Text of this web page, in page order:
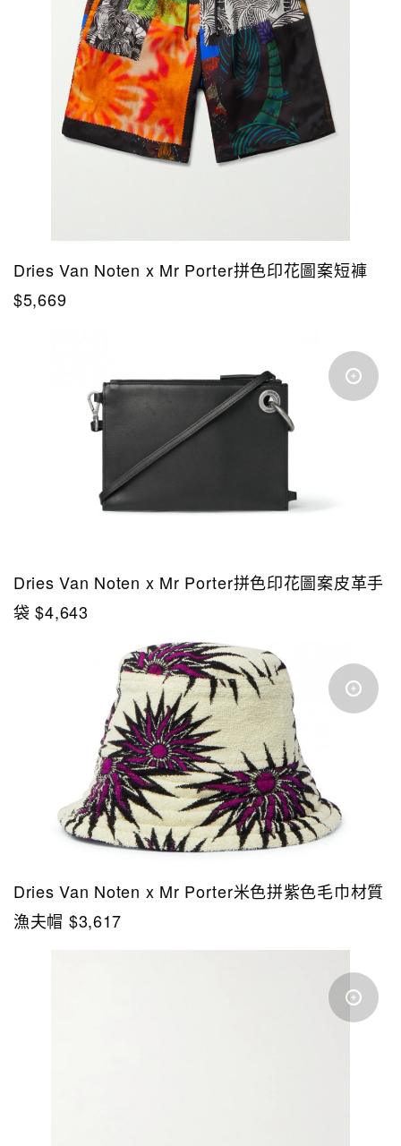
Dries Van Noten x Mr Porter拼色印花圖案短褲
$5,669
Dries Van Noten x Mr Porter拼色印花圖案皮革手
袋 $4,643
Dries Van Noten x Mr Porter米色拼紫色毛巾材質
漁夫帽 $3,617